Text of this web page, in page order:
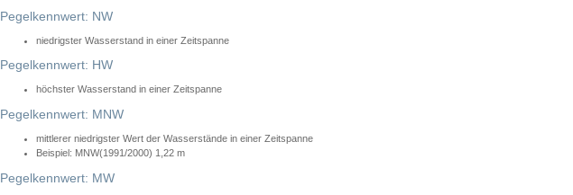
Pegelkennwert: NW
niedrigster Wasserstand in einer Zeitspanne
Pegelkennwert: HW
höchster Wasserstand in einer Zeitspanne
Pegelkennwert: MNW
mittlerer niedrigster Wert der Wasserstände in einer Zeitspanne
Beispiel: MNW(1991/2000) 1,22 m
Pegelkennwert: MW